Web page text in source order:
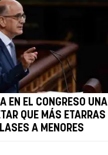
EN EL CONGRESO UNA
QUE MÁS ETARRAS
A MENORES